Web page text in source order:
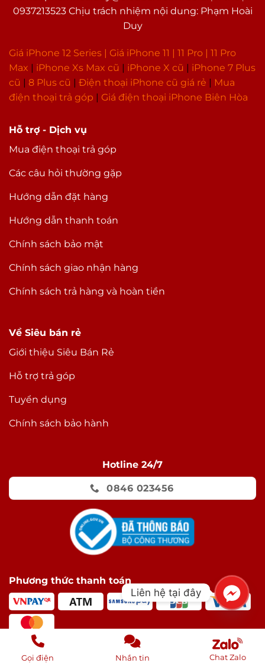
gian sử dụng được lâu dài hơn. Cụ thể, máy cho
thời gian nghe nhạc lên tới 80 giờ hoặc 12 giờ
Công nghệ sạc là trên 12 Pro Max là công nghệ
sạc nhanh không dây lên đến 15W. Điều này có
thể bổ sung 50% dung lượng chỉ trong vòng 30
phút.
Hỗ trợ - Dịch vụ
Mua điện thoại trả góp
Các câu hỏi thường gặp
Hướng dẫn đặt hàng
Hướng dẫn thanh toán
Chính sách bảo mật
Chính sách giao nhận hàng
Chính sách trả hàng và hoàn tiền
Về Siêu bán rẻ
Giới thiệu Siêu Bán Rẻ
Hỗ trợ trả góp
Tuyển dụng
Chính sách bảo hành
Hotline 24/7
0846 023456
Phương thức thanh toán
0937213523 Chịu trách nhiệm nội dung: Phạm Hoài
Duy
Giá iPhone 12 Series | Giá iPhone 11 | 11 Pro | 11 Pro
Max | iPhone Xs Max cũ | iPhone X cũ | iPhone 7 Plus
cũ | 8 Plus cũ | Điện thoại iPhone cũ giá rẻ | Mua
điện thoại trả góp | Giá điện thoại iPhone Biên Hòa
Gọi điện Nhắn tin Chat Zalo
Liên hệ tại đây